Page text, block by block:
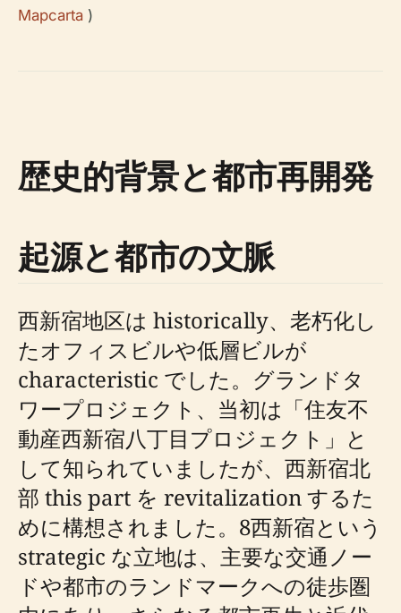
Mapcarta )
歴史的背景と都市再開発
起源と都市の文脈
西新宿地区は historically、老朽化し
たオフィスビルや低層ビルが
characteristic でした。グランドタ
ワープロジェクト、当初は「住友不
動産西新宿八丁目プロジェクト」と
して知られていましたが、西新宿北
部 this part を revitalization するた
めに構想されました。8西新宿という
strategic な立地は、主要な交通ノー
ドや都市のランドマークへの徒歩圏